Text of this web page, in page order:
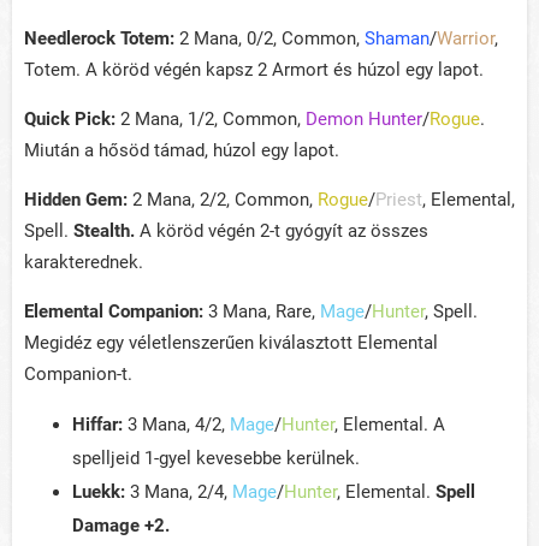
Needlerock Totem: 2 Mana, 0/2, Common, Shaman/Warrior,
Totem. A köröd végén kapsz 2 Armort és húzol egy lapot.
Quick Pick: 2 Mana, 1/2, Common, Demon Hunter/Rogue.
Miután a hősöd támad, húzol egy lapot.
Hidden Gem: 2 Mana, 2/2, Common, Rogue/Priest, Elemental,
Spell. Stealth. A köröd végén 2-t gyógyít az összes
karakterednek.
Elemental Companion: 3 Mana, Rare, Mage/Hunter, Spell.
Megidéz egy véletlenszerűen kiválasztott Elemental
Companion-t.
Hiffar: 3 Mana, 4/2, Mage/Hunter, Elemental. A
spelljeid 1-gyel kevesebbe kerülnek.
Luekk: 3 Mana, 2/4, Mage/Hunter, Elemental. Spell
Damage +2.